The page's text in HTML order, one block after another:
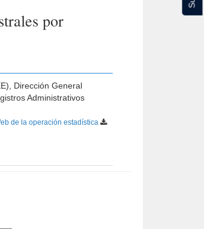
por
Dirección General
Administrativos
de la operación estadística